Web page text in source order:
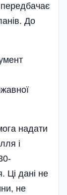
До
надати
і
Ці дані не
не